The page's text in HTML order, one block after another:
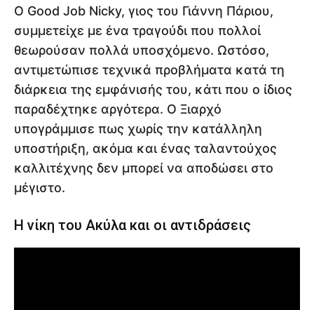
Ο Good Job Nicky, γιος του Γιάννη Πάριου,
συμμετείχε με ένα τραγούδι που πολλοί
θεωρούσαν πολλά υποσχόμενο. Ωστόσο,
αντιμετώπισε τεχνικά προβλήματα κατά τη
διάρκεια της εμφάνισής του, κάτι που ο ίδιος
παραδέχτηκε αργότερα. Ο Ξιαρχό
υπογράμμισε πως χωρίς την κατάλληλη
υποστήριξη, ακόμα και ένας ταλαντούχος
καλλιτέχνης δεν μπορεί να αποδώσει στο
μέγιστο.
Η νίκη του Ακύλα και οι αντιδράσεις